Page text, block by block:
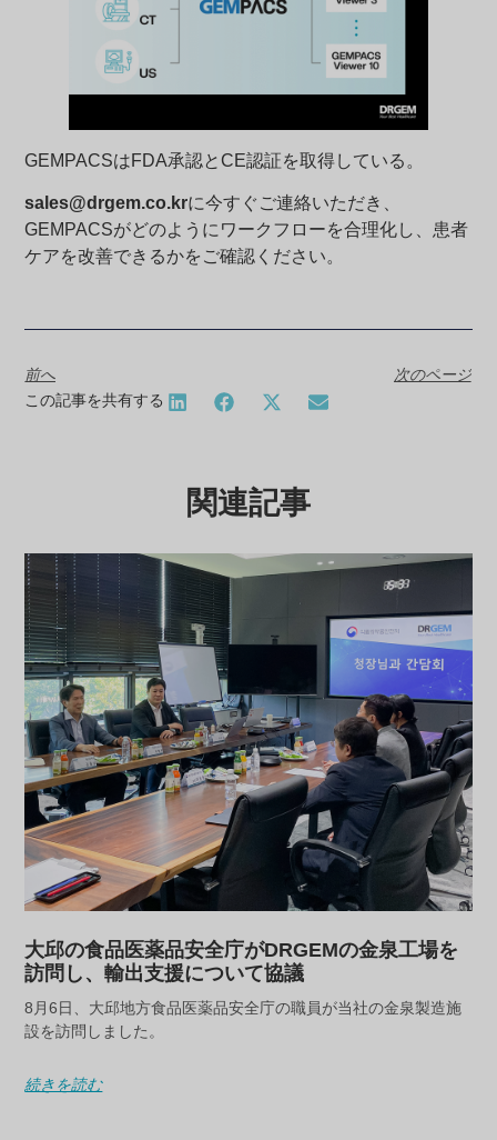
GEMPACSはFDA承認とCE認証を取得している。
sales@drgem.co.krに今すぐご連絡いただき、
GEMPACSがどのようにワークフローを合理化し、患者
ケアを改善できるかをご確認ください。
前へ
次のページ
この記事を共有する
関連記事
大邱の食品医薬品安全庁がDRGEMの金泉工場を
訪問し、輸出支援について協議
8月6日、大邱地方食品医薬品安全庁の職員が当社の金泉製造施
設を訪問しました。
続きを読む